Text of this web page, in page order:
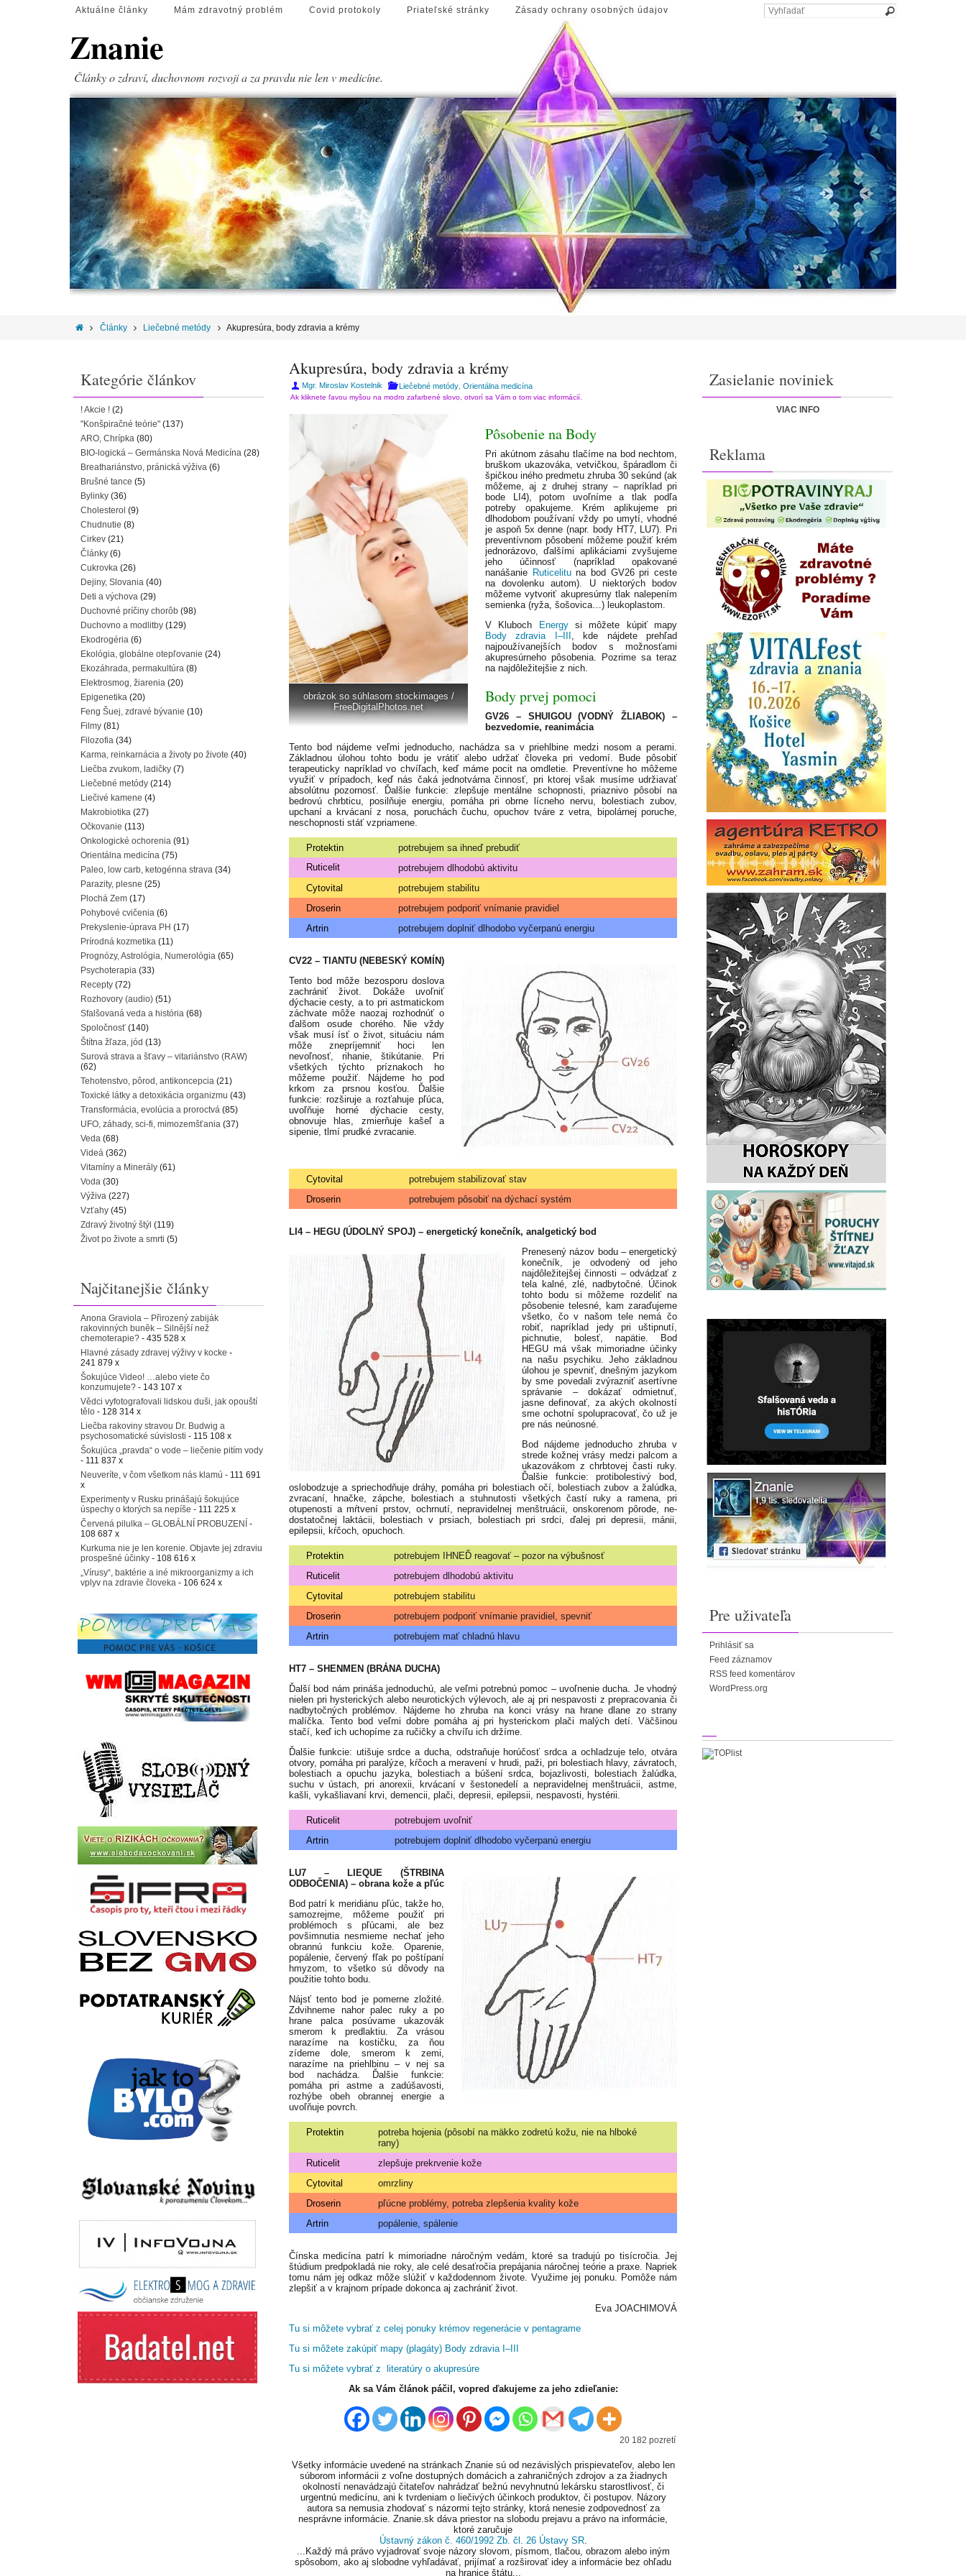
Aktuálne články Mám zdravotný problém Covid protokoly Priateľské stránky Zásady ochrany osobných údajov
Znanie
Články o zdraví, duchovnom rozvoji a za pravdu nie len v medicíne.
Články Liečebné metódy Akupresúra, body zdravia a krémy
Akupresúra, body zdravia a krémy
Mgr. Miroslav Kostelnik Liečebné metódy, Orientálna medicína
Ak kliknete ľavou myšou na modro zafarbené slovo, otvorí sa Vám o tom viac informácií.
obrázok so súhlasom stockimages /
FreeDigitalPhotos.net
Pôsobenie na Body
Pri akútnom zásahu tlačíme na bod nechtom,
bruškom ukazováka, vetvičkou, špáradlom či
špičkou iného predmetu zhruba 30 sekúnd (ak
môžeme, aj z druhej strany – napríklad pri
bode LI4), potom uvoľníme a tlak podľa
potreby opakujeme. Krém aplikujeme pri
dlhodobom používaní vždy po umytí, vhodné
je aspoň 5x denne (napr. body HT7, LU7). Pri
preventívnom pôsobení môžeme použiť krém
jednorázovo, ďalšími aplikáciami zvyšujeme
jeho účinnosť (napríklad opakované
nanášanie Ruticelituna bod GV26 pri ceste
na dovolenku autom). U niektorých bodov
môžeme vytvoriť akupresúrny tlak nalepením
semienka (ryža, šošovica…) leukoplastom.
V Kluboch
Energysi môžete kúpiť mapy
Body zdravia I–III , kde nájdete prehľad
najpoužívanejších bodov s možnosťami
akupresúrneho pôsobenia. Pozrime sa teraz
na najdôležitejšie z nich.
Body prvej pomoci
GV26 – SHUIGOU (VODNÝ ŽLIABOK) –
bezvedomie, reanimácia
Tento bod nájdeme veľmi jednoducho, nachádza sa v priehlbine medzi nosom a perami.
Základnou úlohou tohto bodu je vrátiť alebo udržať človeka pri vedomí. Bude pôsobiť
terapeuticky napríklad vo chvíľach, keď máme pocit na omdletie. Preventívne ho môžeme
využiť v prípadoch, keď nás čaká jednotvárna činnosť, pri ktorej však musíme udržiavať
absolútnu pozornosť. Ďalšie funkcie: zlepšuje mentálne schopnosti, priaznivo pôsobí na
bedrovú chrbticu, posilňuje energiu, pomáha pri obrne lícneho nervu, bolestiach zubov,
upchaní a krvácaní z nosa, poruchách čuchu, opuchov tváre z vetra, bipolárnej poruche,
neschopnosti stáť vzpriamene.
Protektin
potrebujem sa ihneď prebudiť
Ruticelit
potrebujem dlhodobú aktivitu
Cytovital
potrebujem stabilitu
Droserin
potrebujem podporiť vnímanie pravidiel
Artrin
potrebujem doplniť dlhodobo vyčerpanú energiu
CV22 – TIANTU (NEBESKÝ KOMÍN)
Tento bod môže bezosporu doslova
zachrániť život. Dokáže uvoľniť
dýchacie cesty, a to pri astmatickom
záchvate môže naozaj rozhodnúť o
ďalšom osude chorého. Nie vždy
však musí ísť o život, situáciu nám
môže znepríjemniť hoci len
nevoľnosť, rihanie, štikútanie. Pri
všetkých týchto príznakoch ho
môžeme použiť. Nájdeme ho pod
krkom za prsnou kosťou. Ďalšie
funkcie: rozširuje a rozťahuje pľúca,
uvoľňuje horné dýchacie cesty,
obnovuje hlas, zmierňuje kašeľ a
sipenie, tlmí prudké zvracanie.
Cytovital
potrebujem stabilizovať stav
Droserin
potrebujem pôsobiť na dýchací systém
LI4 – HEGU (ÚDOLNÝ SPOJ) – energetický konečník, analgetický bod
Prenesený názov bodu – energetický
konečník, je odvodený od jeho
najdôležitejšej činnosti – odvádzať z
tela kalné, zlé, nadbytočné. Účinok
tohto bodu si môžeme rozdeliť na
pôsobenie telesné, kam zaraďujeme
všetko, čo v našom tele nemá čo
robiť, napríklad jedy pri uštipnutí,
pichnutie, bolesť, napätie. Bod
HEGU má však mimoriadne účinky
na našu psychiku. Jeho základnou
úlohou je spevniť, dnešným jazykom
by sme povedali zvýrazniť asertívne
správanie – dokázať odmietnuť,
jasne definovať, za akých okolností
sme ochotní spolupracovať, čo už je
pre nás neúnosné.
Bod nájdeme jednoducho zhruba v
strede kožnej vrásy medzi palcom a
ukazovákom z chrbtovej časti ruky.
Ďalšie funkcie: protibolestivý bod,
oslobodzuje a spriechodňuje dráhy, pomáha pri bolestiach očí, bolestiach zubov a žalúdka,
zvracaní, hnačke, zápche, bolestiach a stuhnutosti všetkých častí ruky a ramena, pri
otupenosti a mŕtvení prstov, ochrnutí, nepravidelnej menštruácii, onskorenom pôrode, ne-
dostatočnej laktácii, bolestiach v prsiach, bolestiach pri srdci, ďalej pri depresii, mánii,
epilepsii, kŕčoch, opuchoch.
Protektin
potrebujem IHNEĎ reagovať – pozor na výbušnosť
Ruticelit
potrebujem dlhodobú aktivitu
Cytovital
potrebujem stabilitu
Droserin
potrebujem podporiť vnímanie pravidiel, spevniť
Artrin
potrebujem mať chladnú hlavu
HT7 – SHENMEN (BRÁNA DUCHA)
Ďalší bod nám prináša jednoduchú, ale veľmi potrebnú pomoc – uvoľnenie ducha. Je vhodný
nielen pri hysterických alebo neurotických výlevoch, ale aj pri nespavosti z prepracovania či
nadbytočných problémov. Nájdeme ho zhruba na konci vrásy na hrane dlane zo strany
malíčka. Tento bod veľmi dobre pomáha aj pri hysterickom plači malých detí. Väčšinou
stačí, keď ich uchopíme za ručičky a chvíľu ich držíme.
Ďalšie funkcie: utišuje srdce a ducha, odstraňuje horúčosť srdca a ochladzuje telo, otvára
otvory, pomáha pri paralýze, kŕčoch a meravení v hrudi, paži, pri bolestiach hlavy, závratoch,
bolestiach a opuchu jazyka, bolestiach a búšení srdca, bojazlivosti, bolestiach žalúdka,
suchu v ústach, pri anorexii, krvácaní v šestonedelí a nepravidelnej menštruácii, astme,
kašli, vykašliavaní krvi, demencii, plači, depresii, epilepsii, nespavosti, hystérii.
Ruticelit
potrebujem uvoľniť
Artrin
potrebujem doplniť dlhodobo vyčerpanú energiu
LU7 – LIEQUE (ŠTRBINA
ODBOČENIA) – obrana kože a pľúc
Bod patrí k meridiánu pľúc, takže ho,
samozrejme, môžeme použiť pri
problémoch s pľúcami, ale bez
povšimnutia nesmieme nechať jeho
obrannú funkciu kože. Oparenie,
popálenie, červený fľak po poštípaní
hmyzom, to všetko sú dôvody na
použitie tohto bodu.
Nájsť tento bod je pomerne zložité.
Zdvihneme nahor palec ruky a po
hrane palca posúvame ukazovák
smerom k predlaktiu. Za vrásou
narazíme na kostičku, za ňou
zídeme dole, smerom k zemi,
narazíme na priehlbinu – v nej sa
bod nachádza. Ďalšie funkcie:
pomáha pri astme a zadúšavosti,
rozhýbe obeh obrannej energie a
uvoľňuje povrch.
Protektin
potreba hojenia (pôsobí na mäkko zodretú kožu, nie na hlboké
rany)
Ruticelit
zlepšuje prekrvenie kože
Cytovital
omrzliny
Droserin
pľúcne problémy, potreba zlepšenia kvality kože
Artrin
popálenie, spálenie
Čínska medicína patrí k mimoriadne náročným vedám, ktoré sa tradujú po tisícročia. Jej
štúdium predpokladá nie roky, ale celé desaťročia prepájania náročnej teórie a praxe. Napriek
tomu nám jej odkaz môže slúžiť v každodennom živote. Využime jej ponuku. Pomôže nám
zlepšiť a v krajnom prípade dokonca aj zachrániť život.
Eva JOACHIMOVÁ
Tu si môžete vybrať z celej ponuky krémov regenerácie v pentagrame
Tu si môžete zakúpiť mapy (plagáty) Body zdravia I–III
Tu si môžete vybrať z literatúry o akupresúre
Ak sa Vám článok páčil, vopred ďakujeme za jeho zdieľanie:
20 182 pozretí
Všetky informácie uvedené na stránkach Znanie sú od nezávislých prispievateľov, alebo len
súborom informácii z voľne dostupných domácich a zahraničných zdrojov a za žiadnych
okolností nenavádzajú čitateľov nahrádzať bežnú nevyhnutnú lekársku starostlivosť, či
urgentnú medicínu, ani k tvrdeniam o liečivých účinkoch produktov, či postupov. Názory
autora sa nemusia zhodovať s názormi tejto stránky, ktorá nenesie zodpovednosť za
nesprávne informácie. Znanie.sk dáva priestor na slobodu prejavu a právo na informácie,
ktoré zaručuje
Ústavný zákon č. 460/1992 Zb. čl. 26 Ústavy SR.
...Každý má právo vyjadrovať svoje názory slovom, písmom, tlačou, obrazom alebo iným
spôsobom, ako aj slobodne vyhľadávať, prijímať a rozširovať idey a informácie bez ohľadu
na hranice štátu...
Kategórie článkov
! Akcie ! (2)
"Konšpiračné teórie" (137)
ARO, Chrípka (80)
BIO-logická – Germánska Nová Medicína (28)
Breathariánstvo, pránická výživa (6)
Brušné tance (5)
Bylinky (36)
Cholesterol (9)
Chudnutie (8)
Cirkev (21)
Články (6)
Cukrovka (26)
Dejiny, Slovania (40)
Deti a výchova (29)
Duchovné príčiny chorôb (98)
Duchovno a modlitby (129)
Ekodrogéria (6)
Ekológia, globálne otepľovanie (24)
Ekozáhrada, permakultúra (8)
Elektrosmog, žiarenia (20)
Epigenetika (20)
Feng Šuej, zdravé bývanie (10)
Filmy (81)
Filozofia (34)
Karma, reinkarnácia a životy po živote (40)
Liečba zvukom, ladičky (7)
Liečebné metódy (214)
Liečivé kamene (4)
Makrobiotika (27)
Očkovanie (113)
Onkologické ochorenia (91)
Orientálna medicína (75)
Paleo, low carb, ketogénna strava (34)
Parazity, plesne (25)
Plochá Zem (17)
Pohybové cvičenia (6)
Prekyslenie-úprava PH (17)
Prírodná kozmetika (11)
Prognózy, Astrológia, Numerológia (65)
Psychoterapia (33)
Recepty (72)
Rozhovory (audio) (51)
Sfalšovaná veda a história (68)
Spoločnosť (140)
Štítna žľaza, jód (13)
Surová strava a šťavy – vitariánstvo (RAW)
(62)
Tehotenstvo, pôrod, antikoncepcia (21)
Toxické látky a detoxikácia organizmu (43)
Transformácia, evolúcia a proroctvá (85)
UFO, záhady, sci-fi, mimozemšťania (37)
Veda (68)
Videá (362)
Vitamíny a Minerály (61)
Voda (30)
Výživa (227)
Vzťahy (45)
Zdravý životný štýl (119)
Život po živote a smrti (5)
Najčitanejšie články
Anona Graviola – Přirozený zabiják
rakovinných buněk – Silnější než
chemoterapie? - 435 528 x
Hlavné zásady zdravej výživy v kocke -
241 879 x
Šokujúce Video! …alebo viete čo
konzumujete? - 143 107 x
Vědci vyfotografovali lidskou duši, jak opouští
tělo - 128 314 x
Liečba rakoviny stravou Dr. Budwig a
psychosomatické súvislosti - 115 108 x
Šokujúca „pravda“ o vode – liečenie pitím vody
- 111 837 x
Neuveríte, v čom všetkom nás klamú - 111 691
x
Experimenty v Rusku prinášajú šokujúce
úspechy o ktorých sa nepíše - 111 225 x
Červená pilulka – GLOBÁLNÍ PROBUZENÍ -
108 687 x
Kurkuma nie je len korenie. Objavte jej zdraviu
prospešné účinky - 108 616 x
„Vírusy“, baktérie a iné mikroorganizmy a ich
vplyv na zdravie človeka - 106 624 x
Zasielanie noviniek
VIAC INFO
Reklama
Pre uživateľa
Prihlásiť sa
Feed záznamov
RSS feed komentárov
WordPress.org